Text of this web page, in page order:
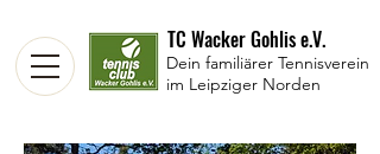
TC Wacker Gohlis e.V.
Dein familiärer Tennisverein
im Leipziger Norden